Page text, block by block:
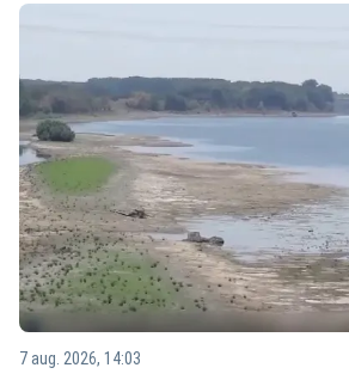
7 aug. 2026, 14:03